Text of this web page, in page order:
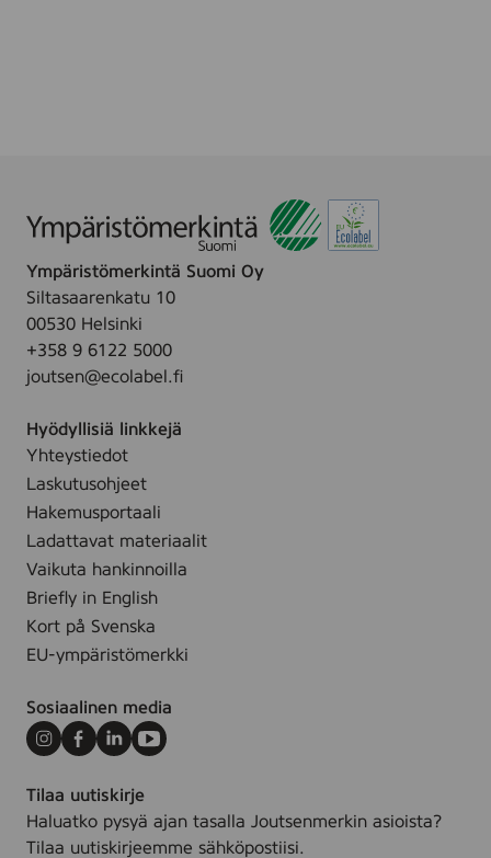
Ympäristömerkintä Suomi Oy
Siltasaarenkatu 10
00530 Helsinki
+358 9 6122 5000
joutsen@ecolabel.fi
Hyödyllisiä linkkejä
Yhteystiedot
Laskutusohjeet
Hakemusportaali
Ladattavat materiaalit
Vaikuta hankinnoilla
Briefly in English
Kort på Svenska
EU-ympäristömerkki
Sosiaalinen media
Instagram
Facebook
LinkedInYoutube
Tilaa uutiskirje
Haluatko pysyä ajan tasalla Joutsenmerkin asioista?
Tilaa uutiskirjeemme sähköpostiisi.